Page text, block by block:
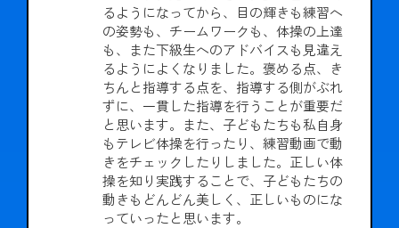
るようになってから、目の輝きも練習へ
の姿勢も、チームワークも、体操の上達
も、また下級生へのアドバイスも見違え
るようによくなりました。褒める点、き
ちんと指導する点を、指導する側がぶれ
ずに、一貫した指導を行うことが重要だ
と思います。また、子どもたちも私自身
もテレビ体操を行ったり、練習動画で動
きをチェックしたりしました。正しい体
操を知り実践することで、子どもたちの
動きもどんどん美しく、正しいものにな
っていったと思います。